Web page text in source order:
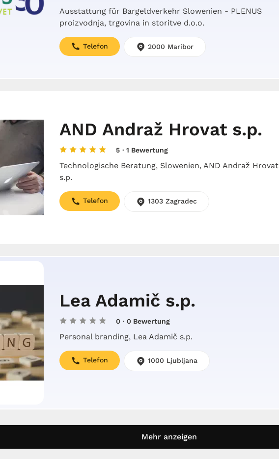
Ausstattung für Bargeldverkehr Slowenien - PLENUS
proizvodnja, trgovina in storitve d.o.o.
Telefon 2000 Maribor
AND Andraž Hrovat s.p.
5 · 1 Bewertung
Technologische Beratung, Slowenien, AND Andraž Hrovat
s.p.
Telefon 1303 Zagradec
Lea Adamič s.p.
0 · 0 Bewertung
Personal branding, Lea Adamič s.p.
Telefon 1000 Ljubljana
Mehr anzeigen